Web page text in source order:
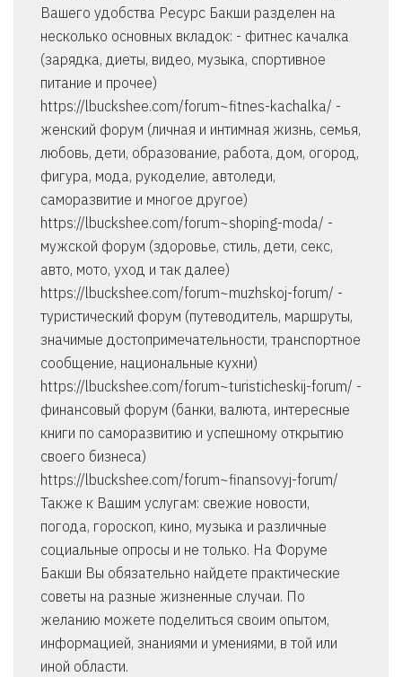
Вашего удобства Ресурс Бакши разделен на
несколько основных вкладок: - фитнес качалка
(зарядка, диеты, видео, музыка, спортивное
питание и прочее)
https://lbuckshee.com/forum~fitnes-kachalka/ -
женский форум (личная и интимная жизнь, семья,
любовь, дети, образование, работа, дом, огород,
фигура, мода, рукоделие, автоледи,
саморазвитие и многое другое)
https://lbuckshee.com/forum~shoping-moda/ -
мужской форум (здоровье, стиль, дети, секс,
авто, мото, уход и так далее)
https://lbuckshee.com/forum~muzhskoj-forum/ -
туристический форум (путеводитель, маршруты,
значимые достопримечательности, транспортное
сообщение, национальные кухни)
https://lbuckshee.com/forum~turisticheskij-forum/ -
финансовый форум (банки, валюта, интересные
книги по саморазвитию и успешному открытию
своего бизнеса)
https://lbuckshee.com/forum~finansovyj-forum/
Также к Вашим услугам: свежие новости,
погода, гороскоп, кино, музыка и различные
социальные опросы и не только. На Форуме
Бакши Вы обязательно найдете практические
советы на разные жизненные случаи. По
желанию можете поделиться своим опытом,
информацией, знаниями и умениями, в той или
иной области.